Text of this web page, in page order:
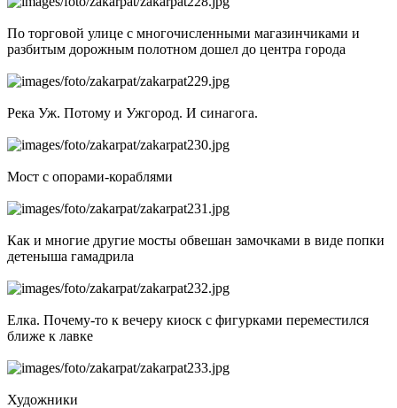
По торговой улице с многочисленными магазинчиками и
разбитым дорожным полотном дошел до центра города
Река Уж. Потому и Ужгород. И синагога.
Мост с опорами-кораблями
Как и многие другие мосты обвешан замочками в виде попки
детеныша гамадрила
Елка. Почему-то к вечеру киоск с фигурками переместился
ближе к лавке
Художники